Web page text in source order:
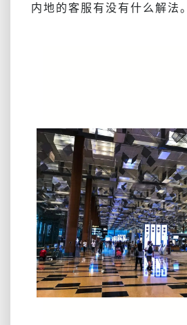
内地的客服有没有什么解法。